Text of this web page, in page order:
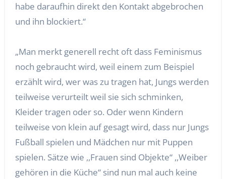
habe daraufhin direkt den Kontakt abgebrochen
und ihn blockiert.“
„Man merkt generell recht oft dass Feminismus
noch gebraucht wird, weil einem zum Beispiel
erzählt wird, wer was zu tragen hat, Jungs werden
teilweise verurteilt weil sie sich schminken,
Kleider tragen oder so. Oder wenn Kindern
teilweise von klein auf gesagt wird, dass nur Jungs
Fußball spielen und Mädchen nur mit Puppen
spielen. Sätze wie ,,Frauen sind Objekte“ ,,Weiber
gehören in die Küche“ sind nun mal auch keine